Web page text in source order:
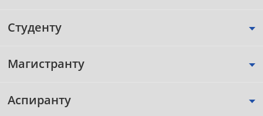
Студенту
Магистранту
Аспиранту